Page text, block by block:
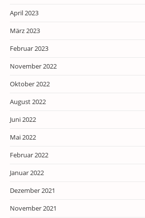
April 2023
März 2023
Februar 2023
November 2022
Oktober 2022
August 2022
Juni 2022
Mai 2022
Februar 2022
Januar 2022
Dezember 2021
November 2021